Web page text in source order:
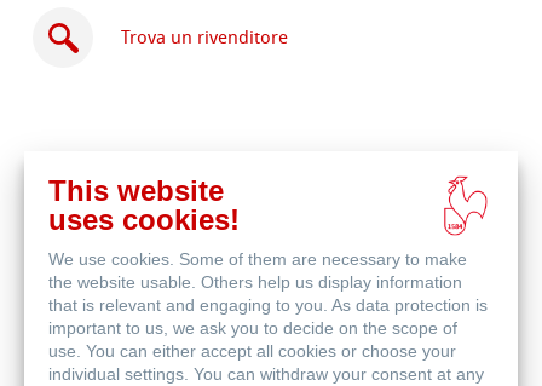
Trova un rivenditore
Acquista
online
This website
uses cookies!
We use cookies. Some of them are necessary to make
the website usable. Others help us display information
that is relevant and engaging to you. As data protection is
important to us, we ask you to decide on the scope of
use. You can either accept all cookies or choose your
individual settings. You can withdraw your consent at any